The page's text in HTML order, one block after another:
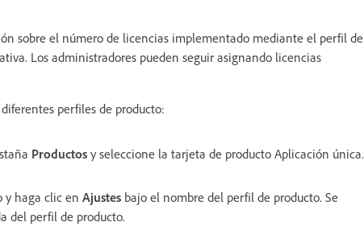
sobre el número de licencias implementado mediante el perfil de
Los administradores pueden seguir asignando licencias
perfiles de producto:
Productos y seleccione la tarjeta de producto Aplicación única.
y haga clic en Ajustes bajo el nombre del perfil de producto. Se
del perfil de producto.